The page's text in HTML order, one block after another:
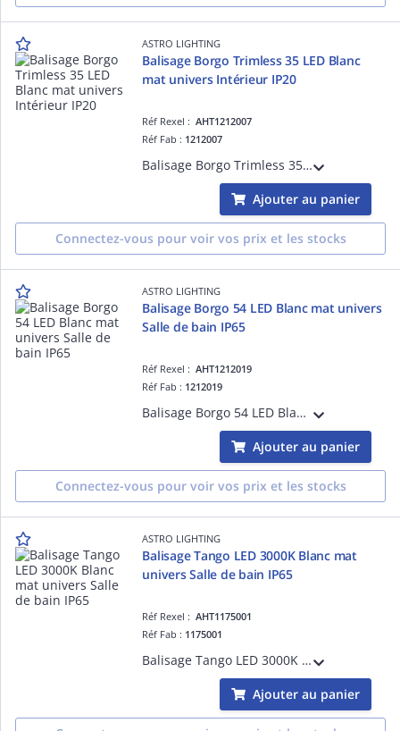
ASTRO LIGHTING
Balisage Borgo Trimless 35 LED Blanc
mat univers Intérieur IP20
Réf Rexel :AHT1212007
Réf Fab : 1212007
Balisage Borgo Trimless 35 LED Blanc mat référence 1212007 univers Intérieur source incluse 1 x 2W LED dimmable driver requis IP20 Classe III - Basse tension Zone 3
Ajouter au panier
Connectez-vous pour voir vos prix et les stocks
ASTRO LIGHTING
Balisage Borgo 54 LED Blanc mat univers
Salle de bain IP65
Réf Rexel :AHT1212019
Réf Fab : 1212019
Balisage Borgo 54 LED Blanc mat référence 1212019 univers Salle de bain source incluse 1 x 1W LED dimmable driver requis IP65 Classe III - Basse tension Zone 1, 2, 3
Ajouter au panier
Connectez-vous pour voir vos prix et les stocks
ASTRO LIGHTING
Balisage Tango LED 3000K Blanc mat
univers Salle de bain IP65
Réf Rexel :AHT1175001
Réf Fab : 1175001
Balisage Tango LED 3000K Blanc mat référence 1175001 univers Salle de bain source incluse 1 x 1W LED dimmable driver requis IP65 Classe III - Basse tension Zone 1, 2, 3
Ajouter au panier